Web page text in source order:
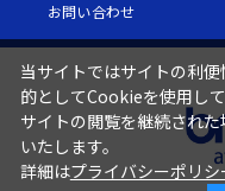
お問い合わせ
当サイトではサイトの利
的としてCookieを使用して
サイトの閲覧を継続され
いたします。
詳細はプライバシーポリシ